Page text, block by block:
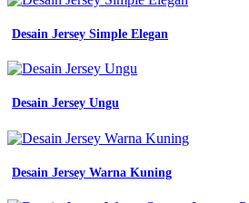
Desain Jersey Simple Elegan
Desain Jersey Ungu
Desain Jersey Warna Kuning